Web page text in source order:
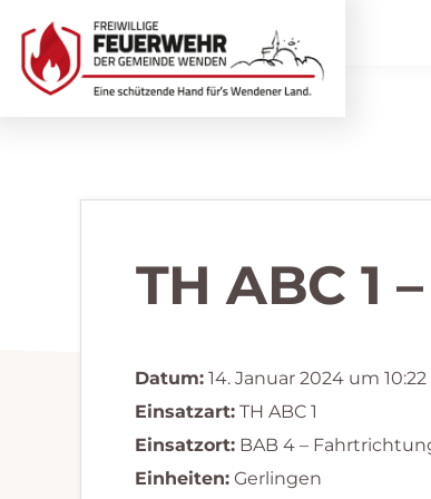
Hauptnavigation
springen
Inhalt
springen
TH ABC 1
Datum: 14. Januar 2024 um
Einsatzart: TH ABC 1
Einsatzort: BAB 4 –
Einheiten: Gerlingen